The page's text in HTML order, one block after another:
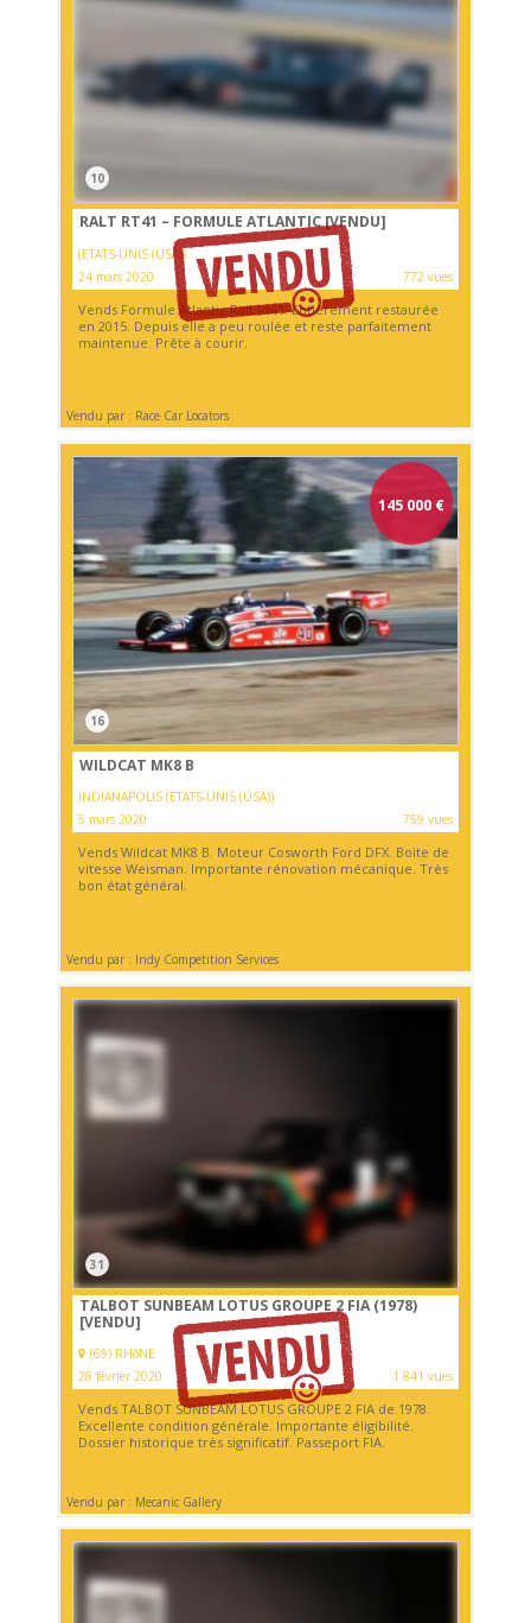
10
RALT RT41 – FORMULE ATLANTIC[VENDU]
(ETATS-UNIS (USA))
24 mars 2020
772 vues
Vends Formule Atlantic Ralt Rt41. Entièrement restaurée
en 2015. Depuis elle a peu roulée et reste parfaitement
maintenue. Prête à courir.
Vendu par : Race Car Locators
145 000€
16
WILDCAT MK8 B
INDIANAPOLIS (ETATS-UNIS (USA))
5 mars 2020
759 vues
Vends Wildcat MK8 B. Moteur Cosworth Ford DFX. Boite de
vitesse Weisman. Importante rénovation mécanique. Très
bon état général.
Vendu par : Indy Competition Services
31
TALBOT SUNBEAM LOTUS GROUPE 2 FIA (1978)
[VENDU]
(69) RHôNE
28 février 2020
1 841 vues
Vends TALBOT SUNBEAM LOTUS GROUPE 2 FIA de 1978.
Excellente condition générale. Importante éligibilité.
Dossier historique très significatif. Passeport FIA.
Vendu par : Mecanic Gallery